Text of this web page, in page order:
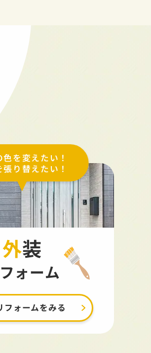
を変えたい！
り替えたい！
外装
ォーム
フォームをみる